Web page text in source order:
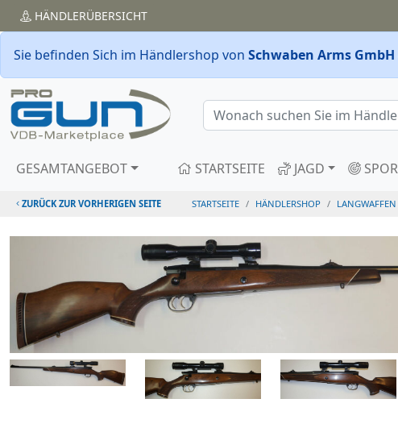
HÄNDLERÜBERSICHT
Sie befinden Sich im Händlershop von Schwaben Arms
GESAMTANGEBOT STARTSEITE JAGD
ZURÜCK ZUR VORHERIGEN SEITE STARTSEITE HÄNDLERSHOP LANGWAFFEN